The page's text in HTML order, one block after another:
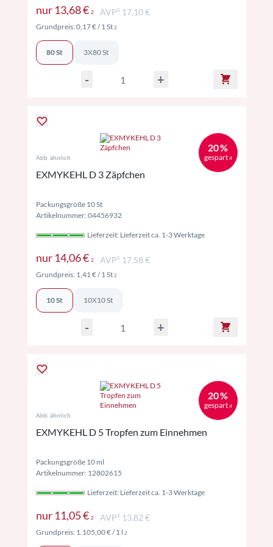
nur 13,68 € 2Preise inkl. MwSt. ggf. zzgl. Versand
AVP² 17,10 €
Grundpreis:0,17 €/ 1 St 2Preise inkl. MwSt. ggf. zzgl. Versand
80 St 3X80 St
- +
20 %
gespart 4
Abb. ähnlich
EXMYKEHL D 3 Zäpfchen
Packungsgröße 10 St
Artikelnummer: 04456932
Lieferzeit: Lieferzeit ca. 1-3 Werktage
nur 14,06 € 2Preise inkl. MwSt. ggf. zzgl. Versand
AVP² 17,58 €
Grundpreis: 1,41 €/ 1 St 2Preise inkl. MwSt. ggf. zzgl. Versand
10 St 10X10 St
- +
20 %
gespart 4
Abb. ähnlich
EXMYKEHL D 5 Tropfen zum Einnehmen
Packungsgröße 10 ml
Artikelnummer: 12802615
Lieferzeit: Lieferzeit ca. 1-3 Werktage
nur 11,05 € 2Preise inkl. MwSt. ggf. zzgl. Versand
AVP² 13,82 €
Grundpreis: 1.105,00 €/ 1 l 2Preise inkl. MwSt. ggf. zzgl. Versand